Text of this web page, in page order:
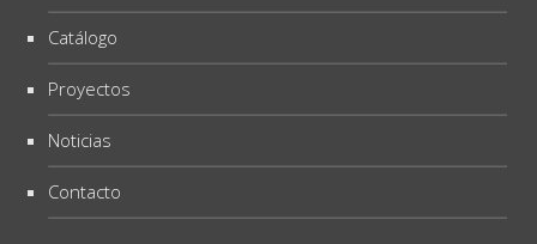
Catálogo
Proyectos
Noticias
Contacto